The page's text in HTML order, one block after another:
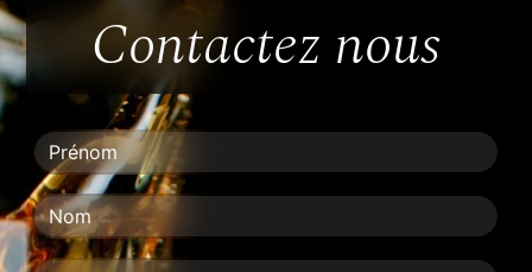
Contactez nous